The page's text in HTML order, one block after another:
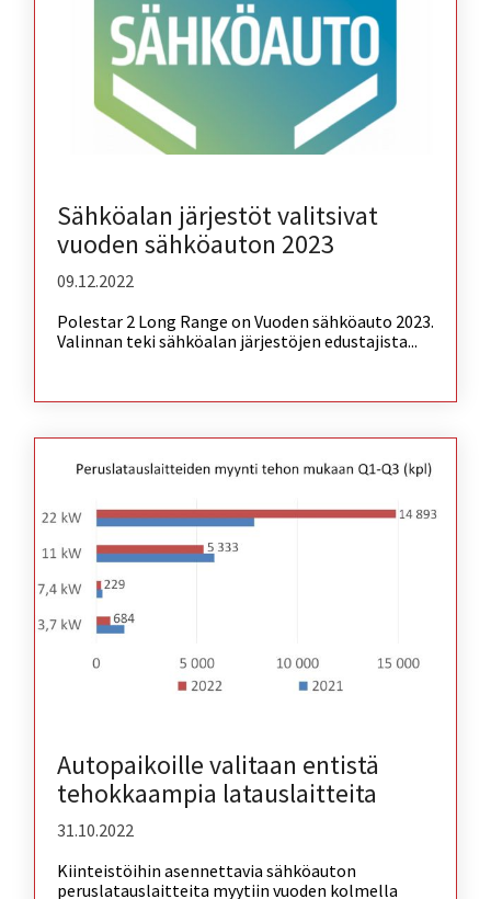
Sähköalan järjestöt valitsivat
vuoden sähköauton 2023
09.12.2022
Polestar 2 Long Range on Vuoden sähköauto 2023.
Valinnan teki sähköalan järjestöjen edustajista...
Autopaikoille valitaan entistä
tehokkaampia latauslaitteita
31.10.2022
Kiinteistöihin asennettavia sähköauton
peruslatauslaitteita myytiin vuoden kolmella